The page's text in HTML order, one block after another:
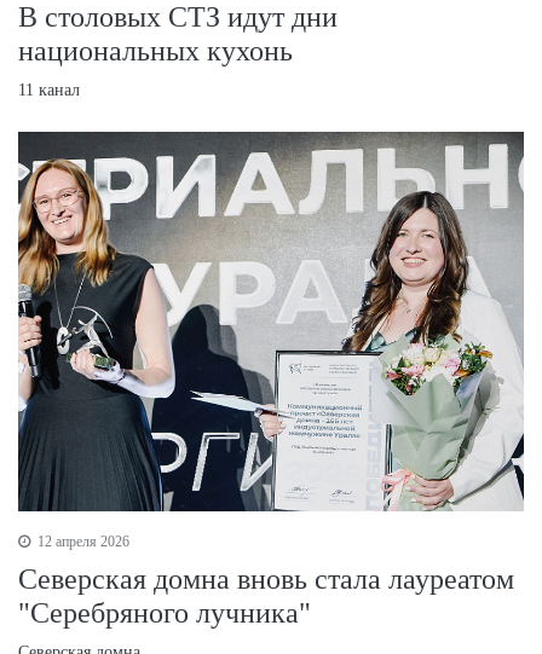
В столовых СТЗ идут дни
национальных кухонь
11 канал
12 апреля 2026
Северская домна вновь стала лауреатом
"Серебряного лучника"